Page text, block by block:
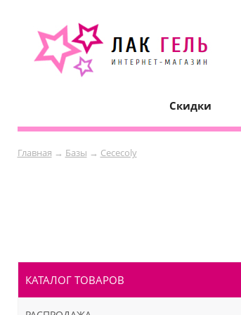
Скидки
Главная → Базы → Cececoly
КАТАЛОГ ТОВАРОВ